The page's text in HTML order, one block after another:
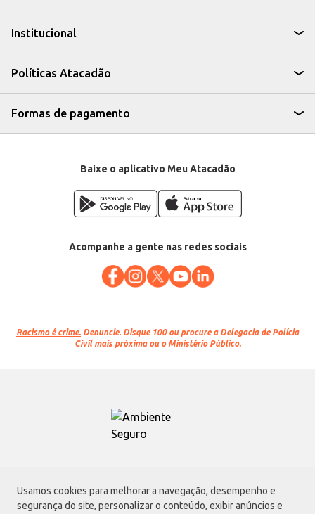
Usamos cookies para melhorar a navegação, desempenho e
segurança do site, personalizar o conteúdo, exibir anúncios e
Institucional
Políticas Atacadão
Formas de pagamento
Baixe o aplicativo Meu Atacadão
Acompanhe a gente nas redes sociais
Racismo é crime. Denuncie. Disque 100 ou procure a Delegacia de Polícia
Civil mais próxima ou o Ministério Público.
Atacadão S.A.
Avenida Morvan Dias de Figueiredo, 6169, Vila Maria, São Paulo - SP | CEP
02170-901 | CNPJ: 75.315.333/0001-09